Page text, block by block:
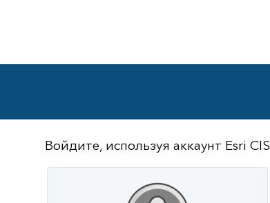
Войдите, используя аккаунт Esri CIS